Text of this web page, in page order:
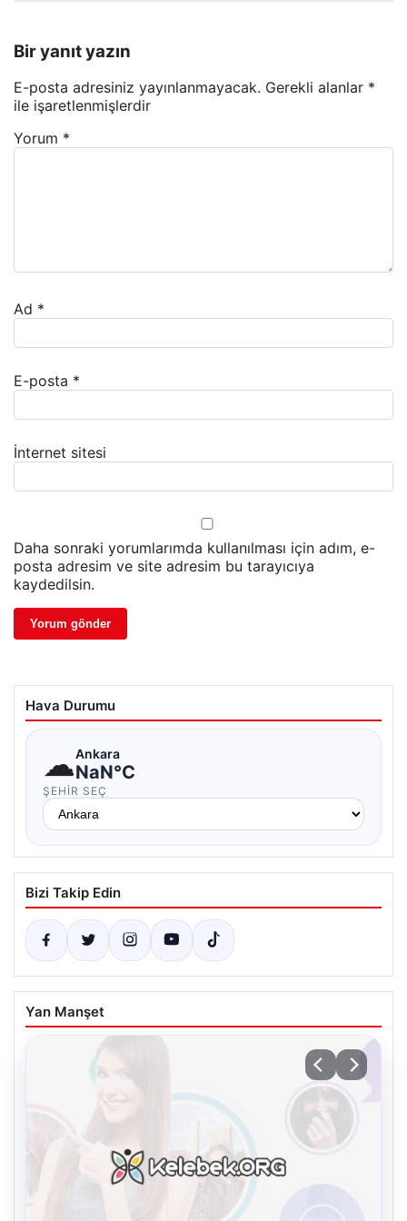
Bir yanıt yazın
E-posta adresiniz yayınlanmayacak. Gerekli alanlar *
ile işaretlenmişlerdir
Yorum *
Ad *
E-posta *
İnternet sitesi
Daha sonraki yorumlarımda kullanılması için adım, e-
posta adresim ve site adresim bu tarayıcıya
kaydedilsin.
Hava Durumu
☁Ankara
NaN°C
ŞEHIR SEÇ
Bizi Takip Edin
Yan Manşet